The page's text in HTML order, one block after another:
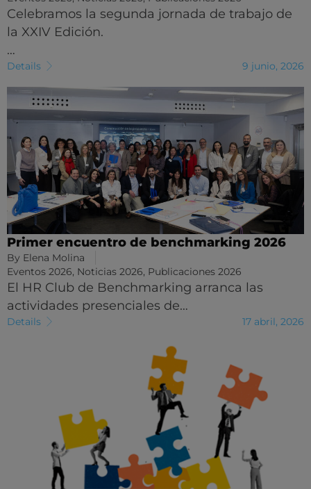
Celebramos la segunda jornada de trabajo de
la XXIV Edición.
…
Details 9 junio, 2026
Primer encuentro de benchmarking 2026
By Elena Molina
Eventos 2026, Noticias 2026, Publicaciones 2026
El HR Club de Benchmarking arranca las
actividades presenciales de…
Details 17 abril, 2026